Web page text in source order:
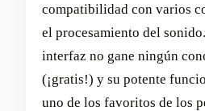
compatibilidad con varios
el procesamiento del
interfaz no gane ningún
(¡gratis!) y su potente
uno de los favoritos de los